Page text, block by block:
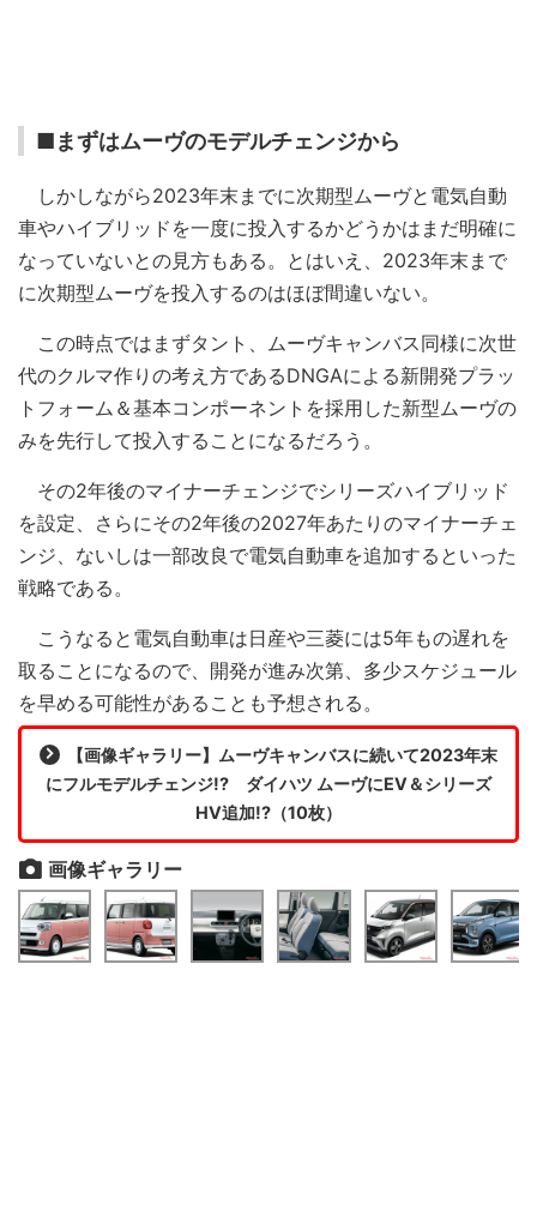
■まずはムーヴのモデルチェンジから
しかしながら2023年末までに次期型ムーヴと電気自動
車やハイブリッドを一度に投入するかどうかはまだ明確に
なっていないとの見方もある。とはいえ、2023年末まで
に次期型ムーヴを投入するのはほぼ間違いない。
この時点ではまずタント、ムーヴキャンバス同様に次世
代のクルマ作りの考え方であるDNGAによる新開発プラッ
トフォーム＆基本コンポーネントを採用した新型ムーヴの
みを先行して投入することになるだろう。
その2年後のマイナーチェンジでシリーズハイブリッド
を設定、さらにその2年後の2027年あたりのマイナーチェ
ンジ、ないしは一部改良で電気自動車を追加するといった
戦略である。
こうなると電気自動車は日産や三菱には5年もの遅れを
取ることになるので、開発が進み次第、多少スケジュール
を早める可能性があることも予想される。
【画像ギャラリー】ムーヴキャンバスに続いて2023年末
にフルモデルチェンジ!? ダイハツ ムーヴにEV＆シリーズ
HV追加!?（10枚）
画像ギャラリー